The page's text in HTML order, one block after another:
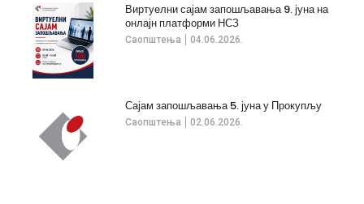
Саопштења 04.06.2026.
Виртуелни сајам запошљавања 9. јуна на
онлајн платформи НСЗ
Саопштења 02.06.2026.
Сајам запошљавања 5. јуна у Прокупљу